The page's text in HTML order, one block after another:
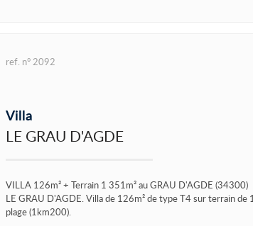
ref. n° 2092
Villa
LE GRAU D'AGDE
VILLA 126m² + Terrain 1 351m² au GRAU D'AGDE (34300)
LE GRAU D'AGDE. Villa de 126m² de type T4 sur terrain
plage (1km200).